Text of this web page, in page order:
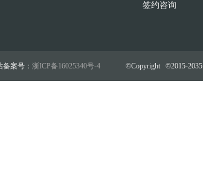
签约咨询
备案号： 浙ICP备16025340号-4 ©Copyright ©2015-2035